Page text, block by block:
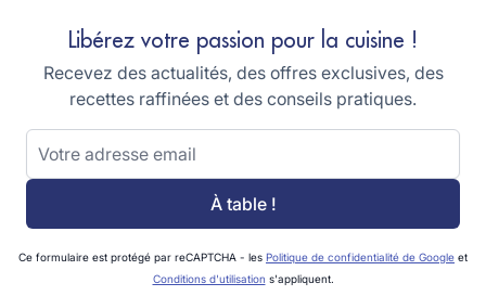
Libérez votre passion pour la cuisine !
Recevez des actualités, des offres exclusives, des
recettes raffinées et des conseils pratiques.
Adresse email
À table !
Ce formulaire est protégé par reCAPTCHA - les Politique de confidentialité de Google et
Conditions d'utilisation s'appliquent.